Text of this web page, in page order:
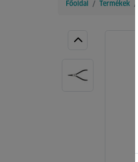
Főoldal Termékek